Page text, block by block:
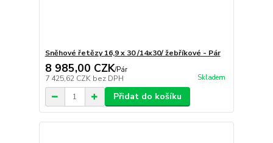
Sněhové řetězy 16,9 x 30 /14x30/ žebříkové - Pár
8 985,00 CZK/Pár
7 425,62 CZK bez DPH Skladem
Přidat do košíku